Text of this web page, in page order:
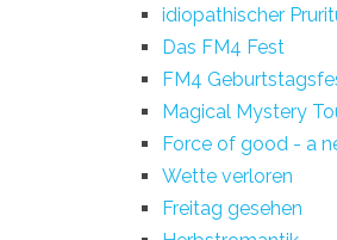
idiopathischer
Das FM4 Fest
FM4
Magical Mystery
Force of good - a
Wette verloren
Freitag gesehen